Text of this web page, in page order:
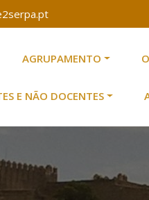
de Escolas
AGRUPAMENTO
E NÃO DOCENTES